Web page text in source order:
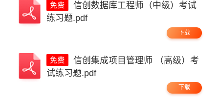
信创数据库工程师（中级）考试
练习题.pdf
下载
信创集成项目管理师 （高级）考
试练习题.pdf
下载